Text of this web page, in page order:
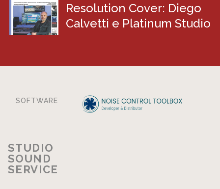
Resolution Cover: Diego
Calvetti e Platinum Studio
SOFTWARE
STUDIO
SOUND
SERVICE